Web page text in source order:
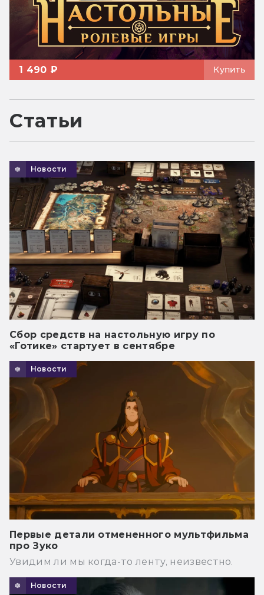
1 490 ₽ Купить
Статьи
Новости
Сбор средств на настольную игру по
«Готике» стартует в сентябре
Новости
Первые детали отмененного мультфильма
про Зуко
Увидим ли мы когда-то ленту, неизвестно.
Новости